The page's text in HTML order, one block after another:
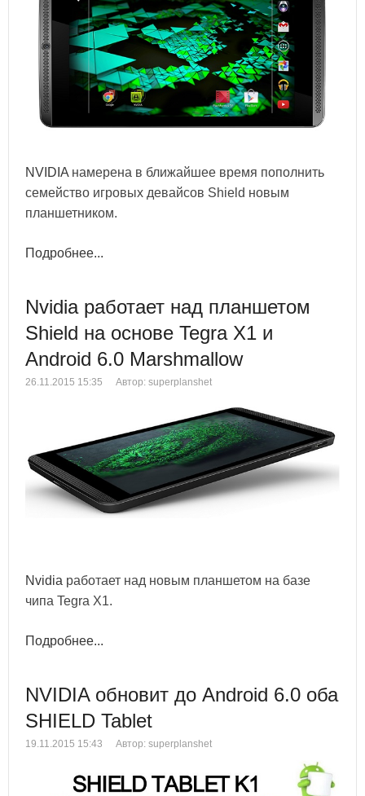
NVIDIA намерена в ближайшее время пополнить
семейство игровых девайсов Shield новым
планшетником.
Подробнее...
Nvidia работает над планшетом
Shield на основе Tegra X1 и
Android 6.0 Marshmallow
26.11.2015 15:35 Автор: superplanshet
Nvidia работает над новым планшетом на базе
чипа Tegra X1.
Подробнее...
NVIDIA обновит до Android 6.0 оба
SHIELD Tablet
19.11.2015 15:43 Автор: superplanshet